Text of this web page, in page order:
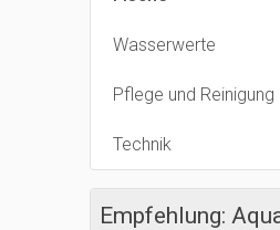
Wasserwerte
Pflege und Reinigung
Technik
Empfehlung: